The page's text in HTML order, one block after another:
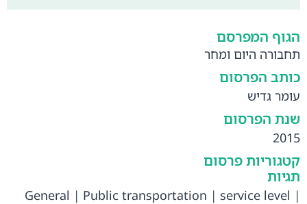
הגוף המפרסם
תחבורה היום ומחר
כותב הפרסום
עומר גדיש
שנת הפרסום
2015
קטגוריות פרסום
תגיות
General | Public transportation | service level |